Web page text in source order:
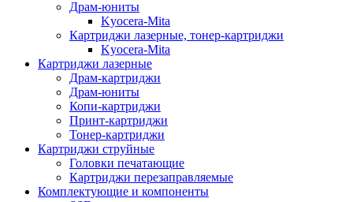
Драм-юниты
Kyocera-Mita
Картриджи лазерные, тонер-картриджи
Kyocera-Mita
Картриджи лазерные
Драм-картриджи
Драм-юниты
Копи-картриджи
Принт-картриджи
Тонер-картриджи
Картриджи струйные
Головки печатающие
Картриджи перезаправляемые
Комплектующие и компоненты